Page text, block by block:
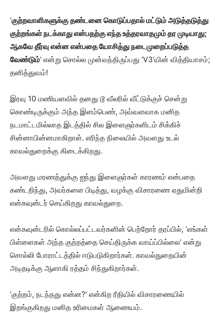
‘குற்றவாளிகளுக்கு தண்டனை கொடுப்பதால் மட்டும் அடுத்தடுத்து
குற்றங்கள் நடக்காது என்பதற்கு எந்த உத்தரவாதமும் தர முடியாது;
ஆகவே தீர்வு என்ன என்பதை யோசித்து நடைமுறைப்படுத்த
வேண்டும்‘ என்று சொல்ல முன்வந்திருப்பது ‘V3’யின் வித்தியாசம்;
தனித்துவம்!
இரவு 10 மணியளவில் தனது டூ வீலரில் வீட்டுக்குச் சென்று
கொண்டிருக்கும் அந்த இளம்பெண், அவ்வளவாக மனித
நடமாட்டமில்லாத இடத்தில் சில இளைஞர்களிடம் சிக்கிச்
சின்னாபின்னமாகிறாள். எரிந்த நிலையில் அவளது உடல்
காவல்துறைக்கு கிடைக்கிறது.
அவளது மரணத்துக்கு ஐந்து இளைஞர்கள் காரணம் என்பதை
கண்டறிந்து, அவர்களை பிடித்து, வழக்கு விசாரணை ஏதுமின்றி
என்கவுன்டர் செய்கிறது காவல்துறை.
என்கவுன்டரில் கொல்லப்பட்டவர்களின் பெற்றோர் தரப்பில், ‘எங்கள்
பிள்ளைகள் அந்த குற்றத்தை செய்திருக்க வாய்ப்பில்லை’ என்று
சொல்லி போராட்டத்தில் ஈடுபடுகிறார்கள். காவல்துறையின்
அடிதடிக்கு ஆளாகி ரத்தம் சிந்துகிறார்கள்.
‘குற்றம், நடந்தது என்ன?’ என்கிற ரீதியில் விசாரணையில்
இறங்குகிறது மனித உரிமைகள் ஆணையம்.